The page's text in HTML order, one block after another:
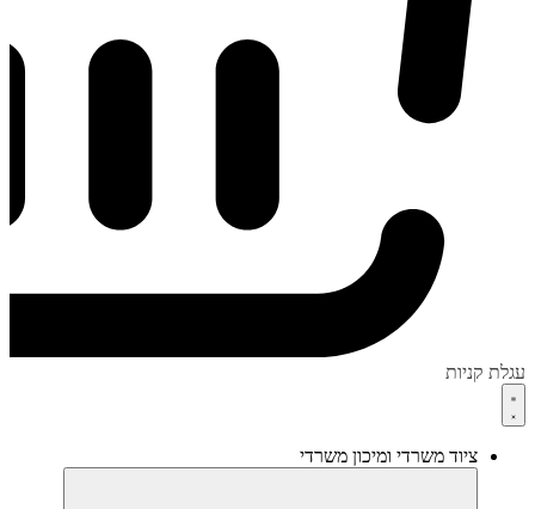
עגלת קניות
ציוד משרדי ומיכון משרדי